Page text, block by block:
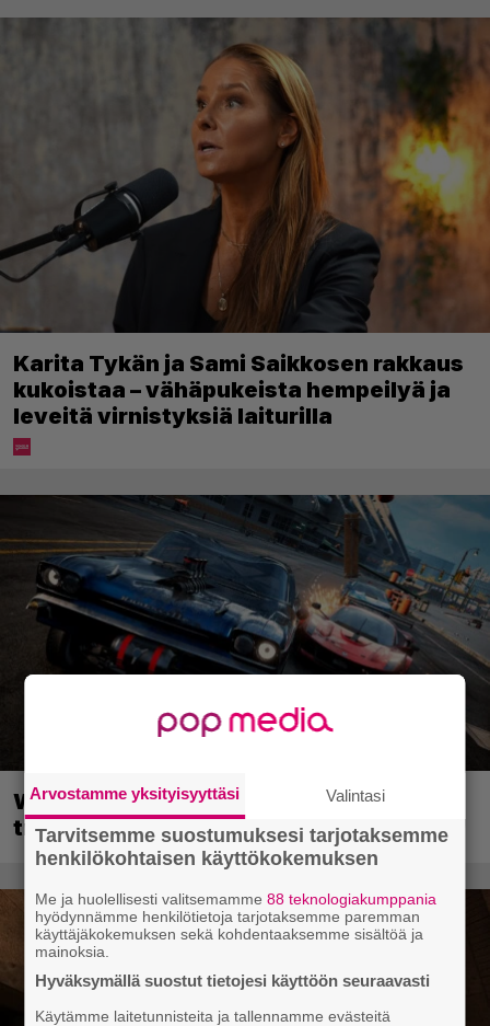
Karita Tykän ja Sami Saikkosen rakkaus
kukoistaa – vähäpukeista hempeilyä ja
leveitä virnistyksiä laiturilla
Wreckfest 2 sai rallienglannintäyteisen
trailerin
Arvostamme yksityisyyttäsi Valintasi
Tarvitsemme suostumuksesi tarjotaksemme
henkilökohtaisen käyttökokemuksen
Me ja huolellisesti valitsemamme88 teknologiakumppania
hyödynnämme henkilötietoja tarjotaksemme paremman
käyttäjäkokemuksen sekä kohdentaaksemme sisältöä ja
mainoksia.
Hyväksymällä suostut tietojesi käyttöön seuraavasti
Käytämme laitetunnisteita ja tallennamme evästeitä